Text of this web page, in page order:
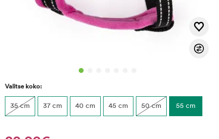
Valitse koko:
35 cm 37 cm 40 cm 45 cm 50 cm 55 cm